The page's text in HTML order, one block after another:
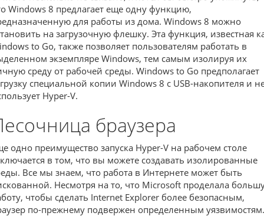
Windows 8 предлагает еще одну функцию,
для работы из дома. Windows 8 можно
на загрузочную флешку. Эта функция, известная
to Go, также позволяет пользователям работать в
экземпляре Windows, тем самым изолируя их
среду от рабочей среды. Windows to Go предполагает
специальной копии Windows 8 с USB-накопителя и
Hyper-V.
браузера
одно преимущество запуска Hyper-V на рабочем столе
в том, что вы можете создавать изолированные
Все мы знаем, что работа в Интернете может быть
Несмотря на то, что Microsoft проделала
чтобы сделать Internet Explorer более безопасным,
по-прежнему подвержен определенным уязвимостям.